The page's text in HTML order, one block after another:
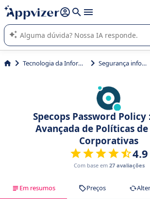
de nossa IA (várias linhas com
A IA do Appvizer o orienta no uso ou na seleção
SaaS para sua empresa.
Tecnologia da Informação (TI) Segurança informática
Specops Password Policy
Avançada de Políticas de
Corporativas
4.9
Com base em 27 avaliações
Em resumos Preços